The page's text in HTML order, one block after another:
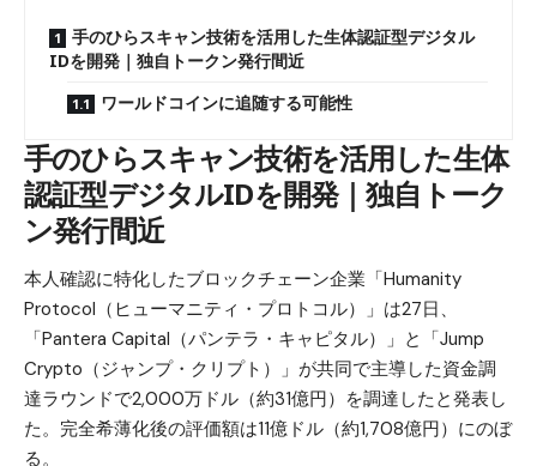
手のひらスキャン技術を活用した生体認証型デジタル
IDを開発｜独自トークン発行間近
ワールドコインに追随する可能性
手のひらスキャン技術を活用した生体
認証型デジタルIDを開発｜独自トーク
ン発行間近
本人確認に特化したブロックチェーン企業「Humanity
Protocol（ヒューマニティ・プロトコル）」は27日、
「Pantera Capital（パンテラ・キャピタル）」と「Jump
Crypto（ジャンプ・クリプト）」が共同で主導した資金調
達ラウンドで2,000万ドル（約31億円）を調達したと発表し
た。完全希薄化後の評価額は11億ドル（約1,708億円）にのぼ
る。